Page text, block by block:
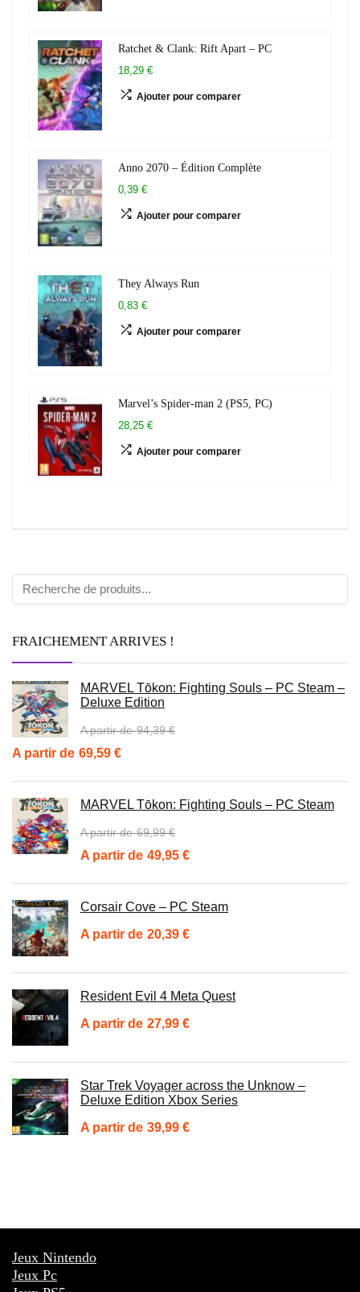
Ratchet & Clank: Rift Apart – PC
18,29 €
Ajouter pour comparer
Anno 2070 – Édition Complète
0,39 €
Ajouter pour comparer
They Always Run
0,83 €
Ajouter pour comparer
Marvel’s Spider-man 2 (PS5, PC)
28,25 €
Ajouter pour comparer
FRAICHEMENT ARRIVES !
MARVEL Tōkon: Fighting Souls – PC Steam –
Deluxe Edition
94,39€
Le
initial
était :
94,39 €.
69,59 €Le
actuel
69,59 €.
MARVEL Tōkon: Fighting Souls – PC Steam
69,99€
Le
initial
69,99 €.
49,95 €Le
actuel
Corsair Cove – PC Steam
20,39 €
Resident Evil 4 Meta Quest
27,99 €
Star Trek Voyager across the Unknow –
Deluxe Edition Xbox Series
39,99 €
Jeux Nintendo
Jeux Pc